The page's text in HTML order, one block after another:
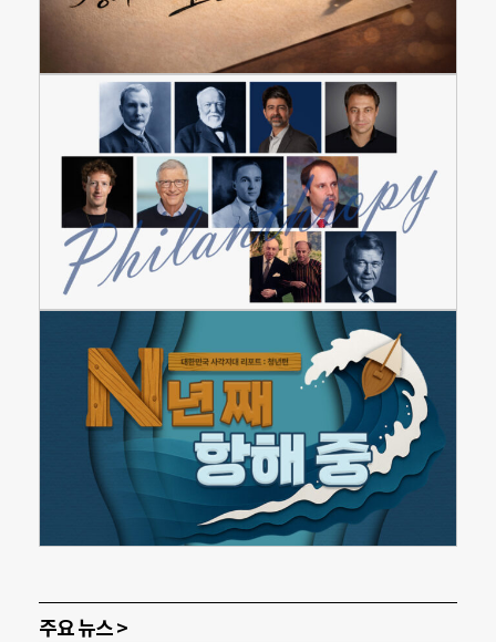
주요 뉴스 >